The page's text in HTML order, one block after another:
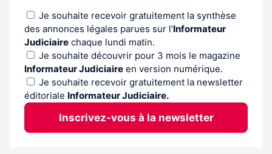
Je souhaite recevoir gratuitement la synthèse
des annonces légales parues sur l’Informateur
Judiciaire chaque lundi matin.
Je souhaite découvrir pour 3 mois le magazine
Informateur Judiciaire en version numérique.
Je souhaite recevoir gratuitement la newsletter
éditoriale Informateur Judiciaire.
Inscrivez-vous à la newsletter